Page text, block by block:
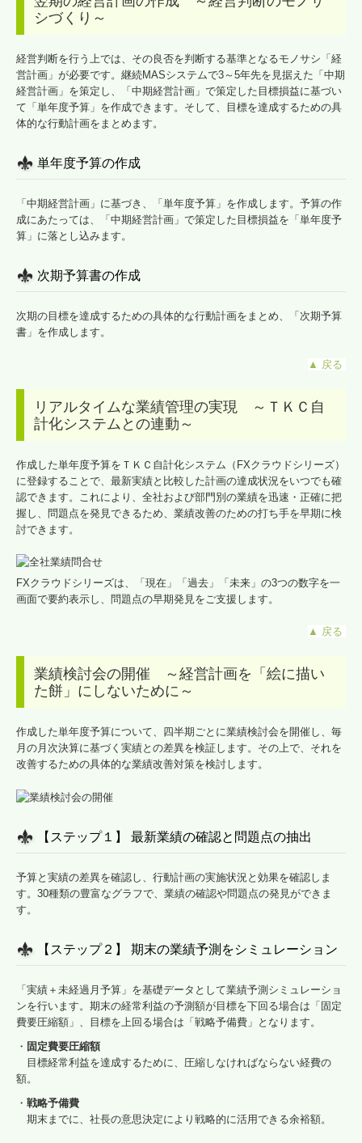
シづくり～
経営判断を行う上では、その良否を判断する基準となるモノサシ「経
営計画」が必要です。継続MASシステムで3～5年先を見据えた「中期
経営計画」を策定し、「中期経営計画」で策定した目標損益に基づい
て「単年度予算」を作成できます。そして、目標を達成するための具
体的な行動計画をまとめます。
単年度予算の作成
「中期経営計画」に基づき、「単年度予算」を作成します。予算の作
成にあたっては、「中期経営計画」で策定した目標損益を「単年度予
算」に落とし込みます。
次期予算書の作成
次期の目標を達成するための具体的な行動計画をまとめ、「次期予算
書」を作成します。
▲ 戻る
リアルタイムな業績管理の実現 ～ＴＫＣ自
計化システムとの連動～
作成した単年度予算をＴＫＣ自計化システム（FXクラウドシリーズ）
に登録することで、最新実績と比較した計画の達成状況をいつでも確
認できます。これにより、全社および部門別の業績を迅速・正確に把
握し、問題点を発見できるため、業績改善のための打ち手を早期に検
討できます。
FXクラウドシリーズは、「現在」「過去」「未来」の3つの数字を一
画面で要約表示し、問題点の早期発見をご支援します。
▲ 戻る
業績検討会の開催 ～経営計画を「絵に描い
た餅」にしないために～
作成した単年度予算について、四半期ごとに業績検討会を開催し、毎
月の月次決算に基づく実績との差異を検証します。その上で、それを
改善するための具体的な業績改善対策を検討します。
【ステップ１】 最新業績の確認と問題点の抽出
予算と実績の差異を確認し、行動計画の実施状況と効果を確認しま
す。30種類の豊富なグラフで、業績の確認や問題点の発見ができま
す。
【ステップ２】 期末の業績予測をシミュレーション
「実績＋未経過月予算」を基礎データとして業績予測シミュレーショ
ンを行います。期末の経常利益の予測額が目標を下回る場合は「固定
費要圧縮額」、目標を上回る場合は「戦略予備費」となります。
・ 固定費要圧縮額
目標経常利益を達成するために、圧縮しなければならない経費の
額。
・ 戦略予備費
期末までに、社長の意思決定により戦略的に活用できる余裕額。